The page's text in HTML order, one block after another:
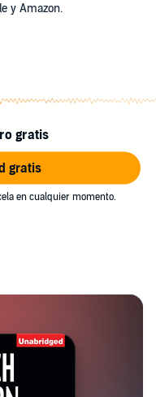
y Amazon.
gratis
gratis
en cualquier momento.